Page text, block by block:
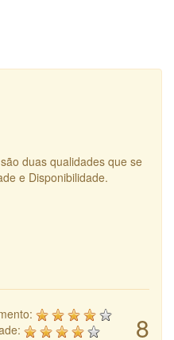
duas qualidades que se
e Disponibilidade.
8